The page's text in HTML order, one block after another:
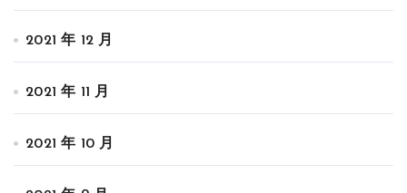
2021 年 12 月
2021 年 11 月
2021 年 10 月